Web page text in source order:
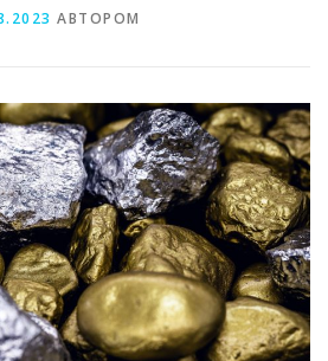
СОРТА МЕТАЛЛОВ
АВТОРОМ